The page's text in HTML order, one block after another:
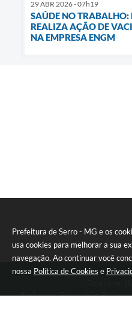
Prefeitura de Serro - MG e os
usa cookies para melhorar a sua
navegação. Ao continuar você
nossa Política de Cookies e
29 ABR 2026 - 07h19
SAÚDE NO TRABALHO:
REALIZA AÇÃO DE
NA EMPRESA ENGM
Endereço: Praça João